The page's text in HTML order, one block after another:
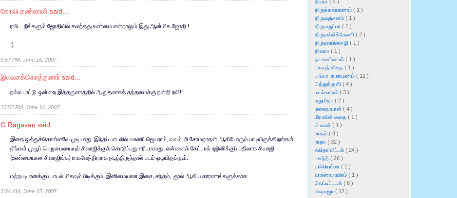
கோவி.கண்ணன் said...
ரவி... நீங்களும் ஜோதியில் கலந்தது உண்மை என்றாலும் இது ஆன்மிக ஜோதி !
:)
9:57 PM, June 14, 2007
இலவசக்கொத்தனார் said...
நல்ல பாட்டு ஒன்றை இத்தருணத்தில் ஆறுதலாகத் தந்தமைக்கு நன்றி ரவி!!
10:53 PM, June 14, 2007
G.Ragavan said...
இதை ஒத்துக்கொள்ளவே முடியாது. இந்தப் பாடலில் வாணி ஜெயராம், வலம்புரி சோமநாதன் ஆகியோரும் பாடியிருக்கிறார்கள்.
நீங்கள் முழுப் பெருமையையும் சிவாஜிக்குக் கொடுப்பது சரியாகாது. என்னைக் கேட்டால் ரஜினிக்குப் பதிலாக சிவாஜி
(உண்மையான சிவாஜிங்க) ராகவேந்திரராக நடித்திருந்தால் படம் ஓடியிருக்கும்.
மற்றபடி எனக்குப் பாடல் மிகவும் பிடிக்கும். இனிமையான இசை, சந்தம், குரல் ஆகிய காரணங்களுக்காக.
3:24 AM, June 15, 2007
திராச ( 4 )
திருக்கல்யாணம் ( 1 )
திருமஞ்சனம் ( 1 )
திருவருட்பா ( 1 )
திருவல்லிக்கேணி ( 2 )
திருவாய்மொழி ( 1 )
திலகா ( 1 )
நா.கண்ணன் ( 1 )
பகவத் கீதை ( 1 )
பாப்பா ராமாயணம் ( 12 )
பித்துக்குளி ( 4 )
மடல்காரன் ( 3 )
மதுமிதா ( 2 )
மலைநாடான் ( 4 )
மீராவின் கதை ( 1 )
மெளலி ( 1 )
ராகவ் ( 8 )
ராதா ( 32 )
லலிதா மிட்டல் ( 24 )
வசந்த் ( 26 )
வல்லியம்மா ( 1 )
வாரணமாயிரம் ( 1 )
வெட்டிப்பயல் ( 6 )
ஷைலஜா ( 12 )